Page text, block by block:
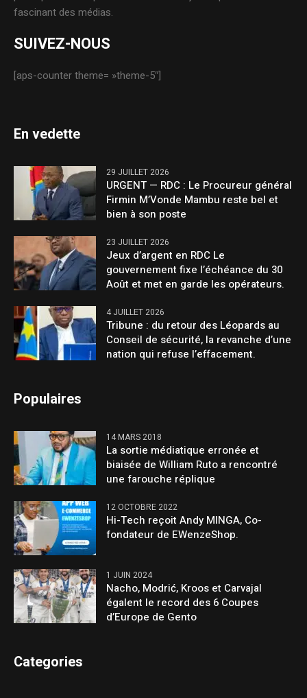
fascinant des médias.
SUIVEZ-NOUS
[aps-counter theme= »theme-5″]
En vedette
29 JUILLET 2026
URGENT — RDC : Le Procureur général
Firmin M’Vonde Mambu reste bel et
bien à son poste
23 JUILLET 2026
Jeux d’argent en RDC Le
gouvernement fixe l’échéance du 30
Août et met en garde les opérateurs.
4 JUILLET 2026
Tribune : du retour des Léopards au
Conseil de sécurité, la revanche d’une
nation qui refuse l’effacement.
Populaires
14 MARS 2018
La sortie médiatique erronée et
biaisée de William Ruto a rencontré
une farouche réplique
12 OCTOBRE 2022
Hi-Tech reçoit Andy MINGA, Co-
fondateur de EWenzeShop.
1 JUIN 2024
Nacho, Modrić, Kroos et Carvajal
égalent le record des 6 Coupes
d’Europe de Gento
Categories